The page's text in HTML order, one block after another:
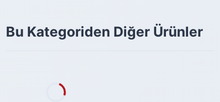
Bu Kategoriden Diğer Ürünler